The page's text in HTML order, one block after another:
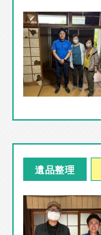
遺品整理